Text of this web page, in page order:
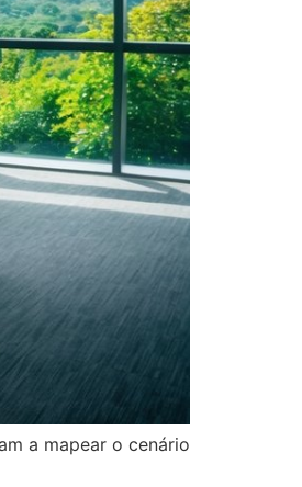
a mapear o cenário